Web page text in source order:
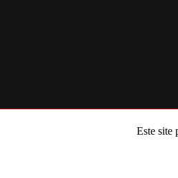
O
nervoso
sensação
Este site